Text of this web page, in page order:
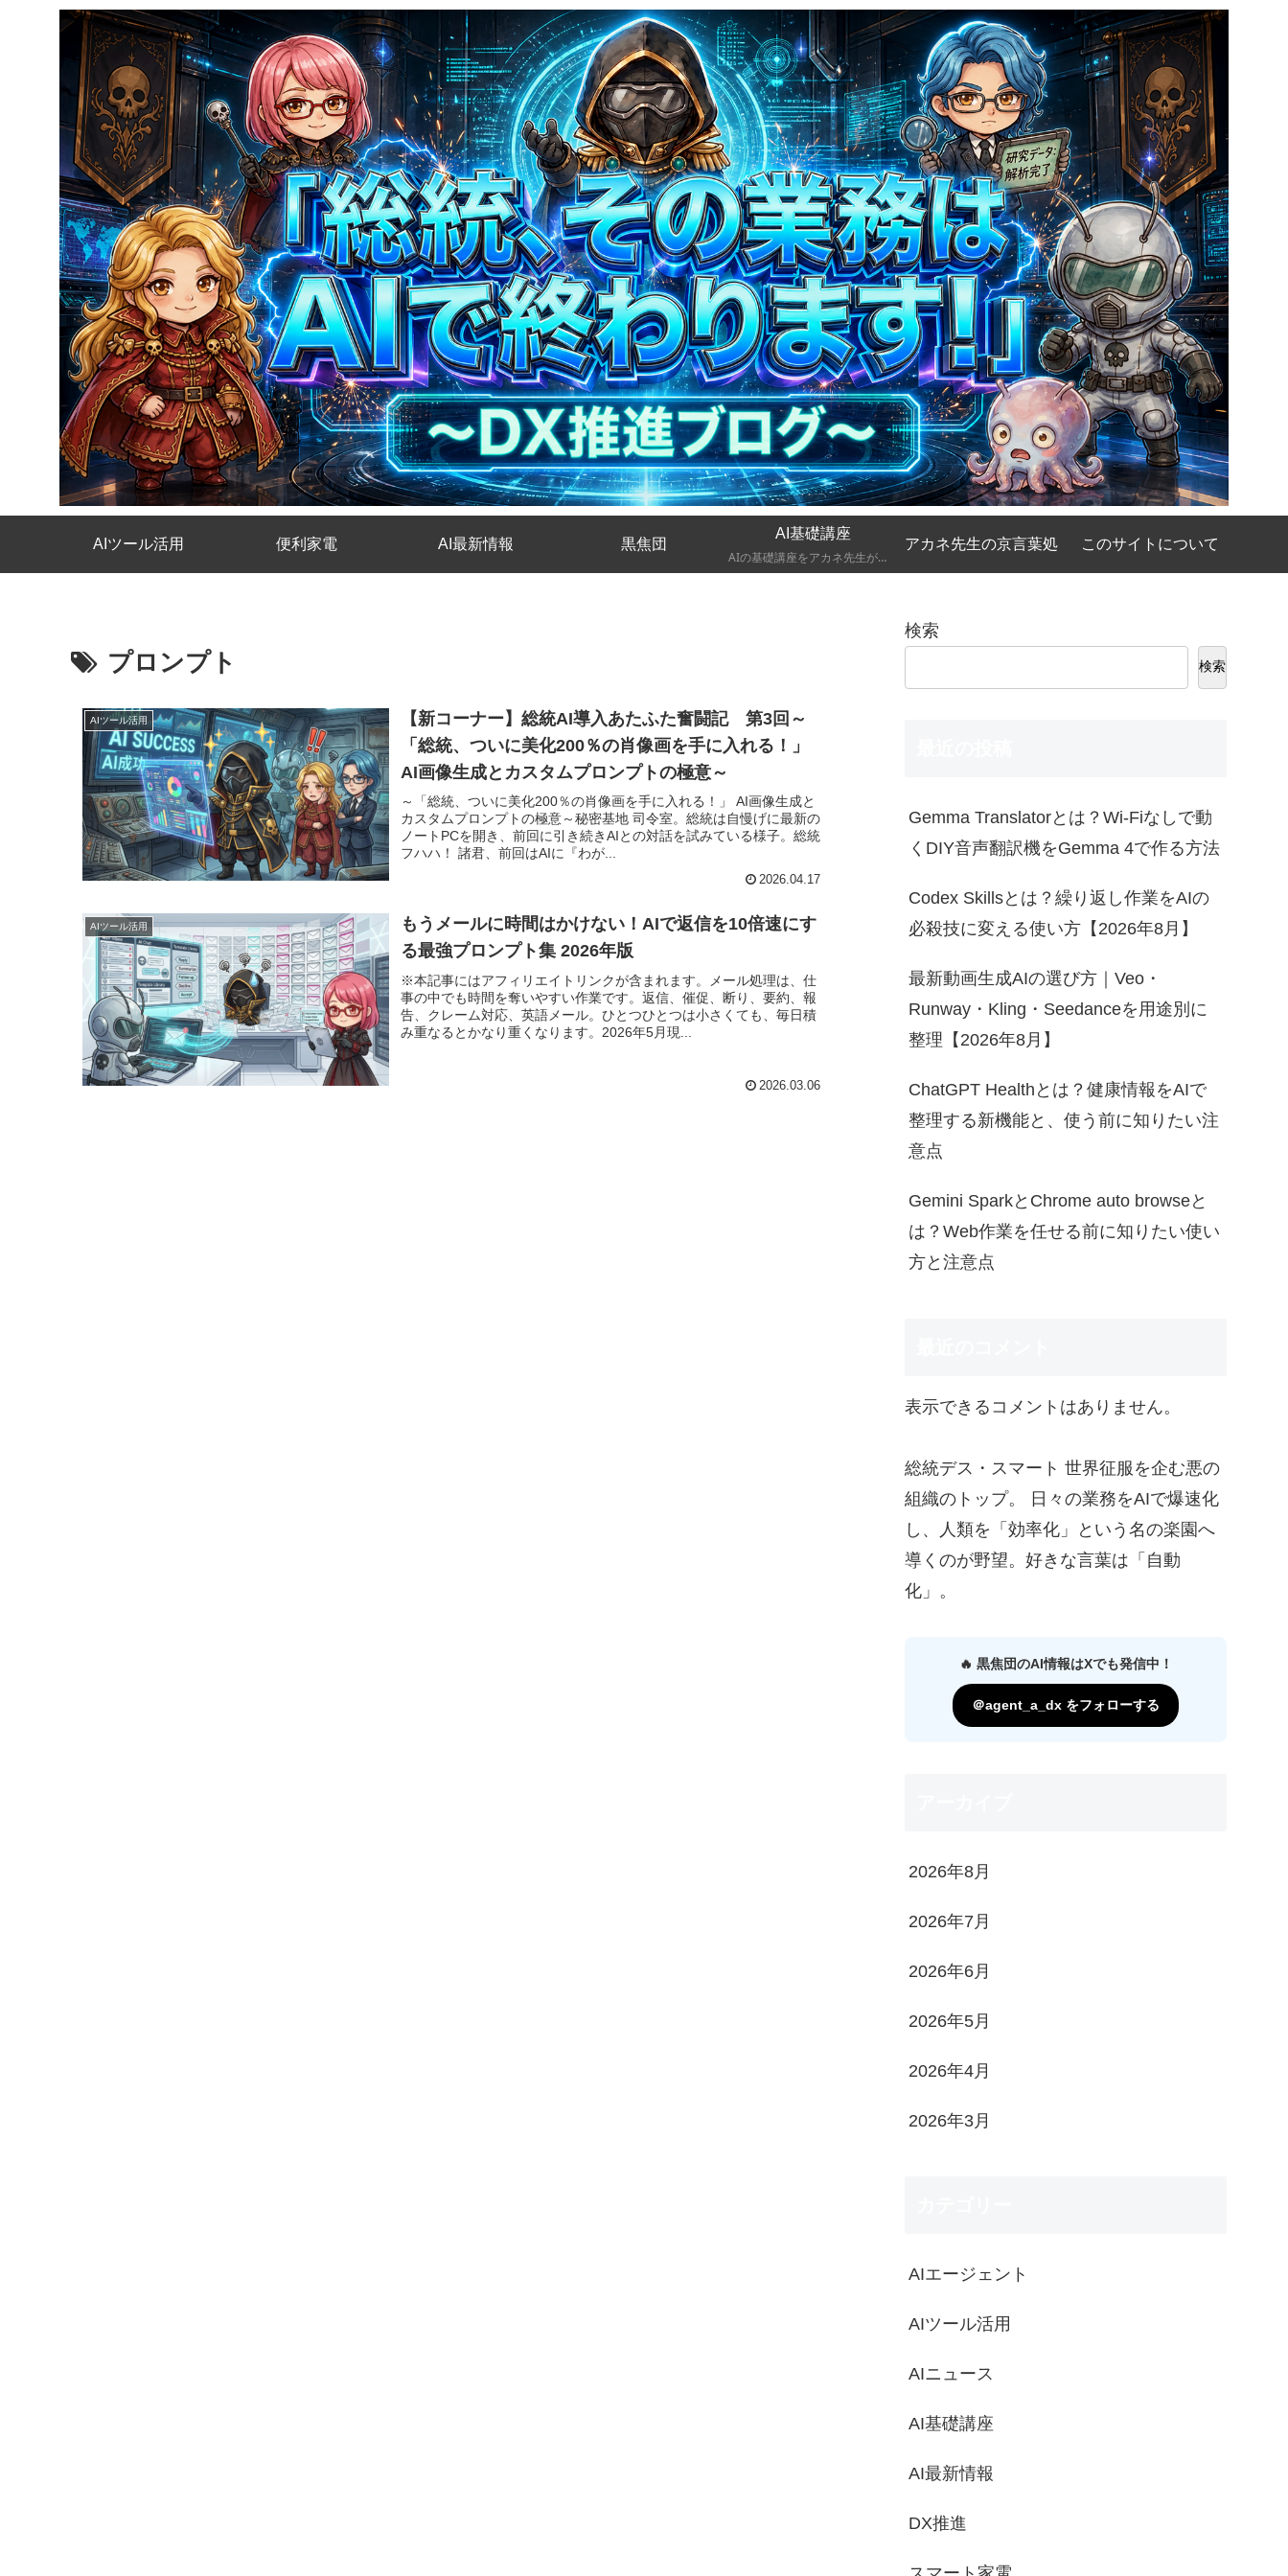
AIツール活用 便利家電 AI最新情報 黒焦団
AI基礎講座
AIの基礎講座をアカネ先生が優しく、時には厳しく京都弁で解説してくれるコーナーです。
アカネ先生の京言葉処 このサイトについて
プロンプト
AIツール活用
【新コーナー】総統AI導入あたふた奮闘記 第3回～
「総統、ついに美化200％の肖像画を手に入れる！」
AI画像生成とカスタムプロンプトの極意～
～「総統、ついに美化200％の肖像画を手に入れる！」 AI画像生成と
カスタムプロンプトの極意～秘密基地 司令室。総統は自慢げに最新の
ノートPCを開き、前回に引き続きAIとの対話を試みている様子。総統
フハハ！ 諸君、前回はAIに『わが...
2026.04.17
AIツール活用
もうメールに時間はかけない！AIで返信を10倍速にす
る最強プロンプト集 2026年版
※本記事にはアフィリエイトリンクが含まれます。メール処理は、仕
事の中でも時間を奪いやすい作業です。返信、催促、断り、要約、報
告、クレーム対応、英語メール。ひとつひとつは小さくても、毎日積
み重なるとかなり重くなります。2026年5月現...
2026.03.06
検索
検索
Gemma Translatorとは？Wi-Fiなしで動
くDIY音声翻訳機をGemma 4で作る方法
Codex Skillsとは？繰り返し作業をAIの
必殺技に変える使い方【2026年8月】
最新動画生成AIの選び方｜Veo・
Runway・Kling・Seedanceを用途別に
整理【2026年8月】
ChatGPT Healthとは？健康情報をAIで
整理する新機能と、使う前に知りたい注
意点
Gemini SparkとChrome auto browseと
は？Web作業を任せる前に知りたい使い
方と注意点
表示できるコメントはありません。
総統デス・スマート 世界征服を企む悪の
組織のトップ。 日々の業務をAIで爆速化
し、人類を「効率化」という名の楽園へ
導くのが野望。好きな言葉は「自動
化」。
🔥 黒焦団のAI情報はXでも発信中！
＠agent_a_dx をフォローする
2026年8月
2026年7月
2026年6月
2026年5月
2026年4月
2026年3月
AIエージェント
AIツール活用
AIニュース
AI基礎講座
AI最新情報
DX推進